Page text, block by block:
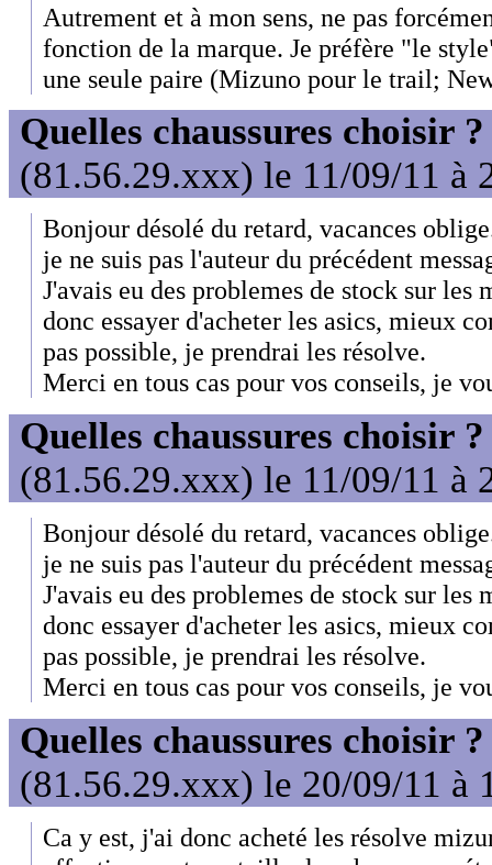
Autrement et à mon sens, ne pas
fonction de la marque. Je préfère "le
une seule paire (Mizuno pour le trail;
Quelles chaussures choisir ?
(81.56.29.xxx) le 11/09/11 à
Bonjour désolé du retard, vacances
je ne suis pas l'auteur du précédent
J'avais eu des problemes de stock sur les
donc essayer d'acheter les asics, mieux
pas possible, je prendrai les résolve.
Merci en tous cas pour vos conseils, je
Quelles chaussures choisir ?
(81.56.29.xxx) le 11/09/11 à
Bonjour désolé du retard, vacances
je ne suis pas l'auteur du précédent
J'avais eu des problemes de stock sur les
donc essayer d'acheter les asics, mieux
pas possible, je prendrai les résolve.
Merci en tous cas pour vos conseils, je
Quelles chaussures choisir ?
(81.56.29.xxx) le 20/09/11 à
Ca y est, j'ai donc acheté les résolve